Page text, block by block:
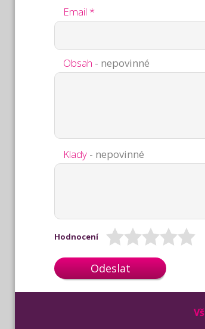
Email *
Obsah - nepovinné
Klady - nepovinné
Hodnocení
Odeslat